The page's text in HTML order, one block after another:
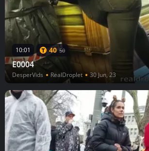
10:01 40 50
E0004
DesperVids RealDroplet 30 Jun, 23